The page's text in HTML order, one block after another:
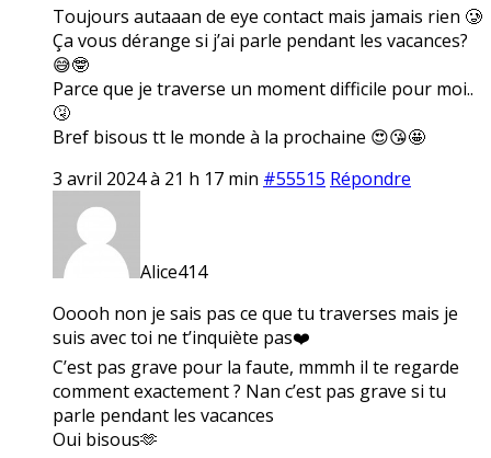
Toujours autaaan de eye contact mais jamais rien 🥲
Ça vous dérange si j’ai parle pendant les vacances?
😅🤓
Parce que je traverse un moment difficile pour moi..
🤧
Bref bisous tt le monde à la prochaine 😍😘🤩
3 avril 2024 à 21 h 17 min #55515 Répondre
Alice414
Ooooh non je sais pas ce que tu traverses mais je
suis avec toi ne t’inquiète pas❤️
C’est pas grave pour la faute, mmmh il te regarde
comment exactement ? Nan c’est pas grave si tu
parle pendant les vacances
Oui bisous🫶